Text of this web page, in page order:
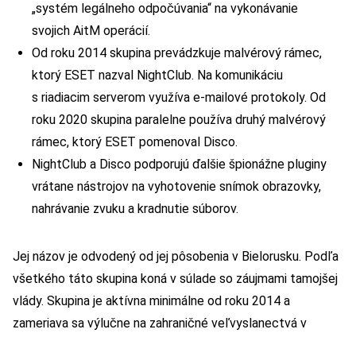
„systém legálneho odpočúvania“ na vykonávanie
svojich AitM operácií.
Od roku 2014 skupina prevádzkuje malvérový rámec,
ktorý ESET nazval NightClub. Na komunikáciu
s riadiacim serverom využíva e-mailové protokoly. Od
roku 2020 skupina paralelne používa druhý malvérový
rámec, ktorý ESET pomenoval Disco.
NightClub a Disco podporujú ďalšie špionážne pluginy
vrátane nástrojov na vyhotovenie snímok obrazovky,
nahrávanie zvuku a kradnutie súborov.
Jej názov je odvodený od jej pôsobenia v Bielorusku. Podľa
všetkého táto skupina koná v súlade so záujmami tamojšej
vlády. Skupina je aktívna minimálne od roku 2014 a
zameriava sa výlučne na zahraničné veľvyslanectvá v